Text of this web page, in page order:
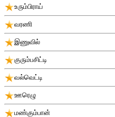
உரும்பிராய்
வரணி
இணுவில்
குரும்பசிட்டி
வல்வெட்டி
ஊரெழு
மண்கும்பான்